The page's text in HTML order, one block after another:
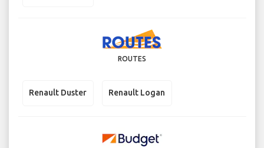
ROUTES
Renault Duster Renault Logan